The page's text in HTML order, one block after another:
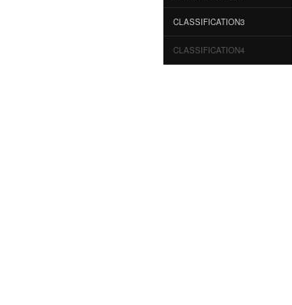
CLASSIFICATION3
CLASSIFICATION4